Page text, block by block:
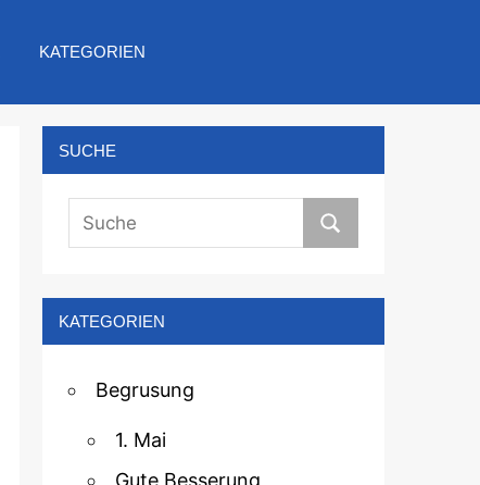
KATEGORIEN
SUCHE
KATEGORIEN
Begrusung
1. Mai
Gute Besserung